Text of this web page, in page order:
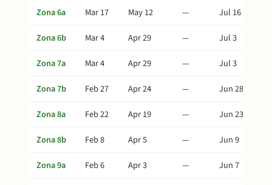
Zona 6a
Mar 17 May 12 —
Jul 16
Zona 6b
Mar 4 Apr 29 —
Jul 3
Zona 7a
Mar 4 Apr 29 —
Jul 3
Zona 7b
Feb 27 Apr 24 —
Jun 28
Zona 8a
Feb 22 Apr 19 —
Jun 23
Zona 8b
Feb 8 Apr 5 —
Jun 9
Zona 9a
Feb 6 Apr 3 —
Jun 7